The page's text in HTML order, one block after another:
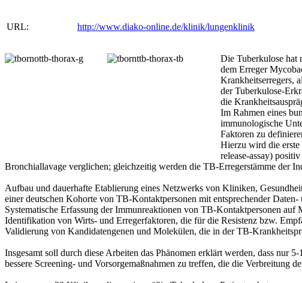
URL: http://www.diako-online.de/klinik/lungenklinik
Die Tuberkulose hat
dem Erreger
Krankheitserregers,
der Tuberkulose-
die
Im Rahmen eines
immunologische
Faktoren zu
Hierzu wird die
release-assay)
Bronchiallavage verglichen; gleichzeitig werden die TB-Erregerstämme der
Aufbau und dauerhafte Etablierung eines Netzwerks von Kliniken,
einer deutschen Kohorte von TB-Kontaktpersonen mit entsprechender
Systematische Erfassung der Immunreaktionen von TB-Kontaktpersonen auf
Identifikation von Wirts- und Erregerfaktoren, die für die Resistenz bzw.
Validierung von Kandidatengenen und Molekülen, die in der TB-
Insgesamt soll durch diese Arbeiten das Phänomen erklärt werden, dass nur
bessere Screening- und Vorsorgemaßnahmen zu treffen, die die Verbreitung